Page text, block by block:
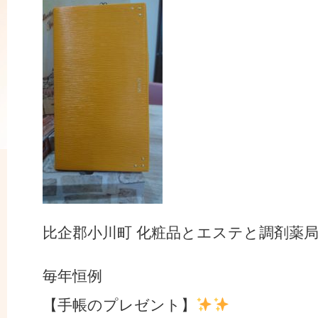
比企郡小川町 化粧品とエステと調剤薬
毎年恒例
【手帳のプレゼント】